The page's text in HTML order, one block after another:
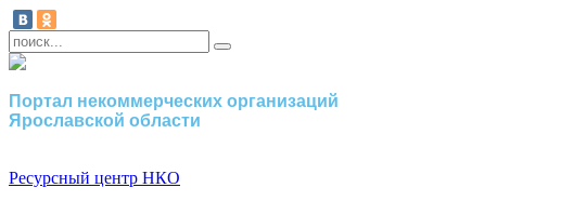
Портал некоммерческих организаций
Ярославской области
Ресурсный центр НКО